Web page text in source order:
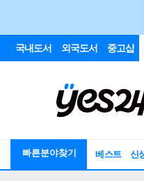
국내도서 외국도서 중고샵
빠른분야찾기 베스트 신